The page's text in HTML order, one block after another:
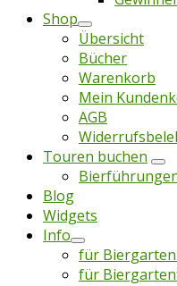
Shop
Übersicht
Bücher
Warenkorb
Mein
AGB
Touren buchen
Blog
Widgets
Info
für
für